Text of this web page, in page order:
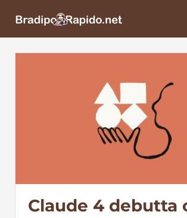
Claude 4 debutta